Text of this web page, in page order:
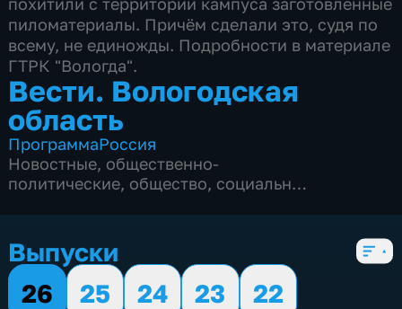
пиломатериалы. Причём сделали это, судя по
всему, не единожды. Подробности в материале
ГТРК "Вологда".
Вести. Вологодская
область
ПрограммаРоссия
Новостные, общественно-
политические, общество, социально-
Выпуски
26
25 24 23
22